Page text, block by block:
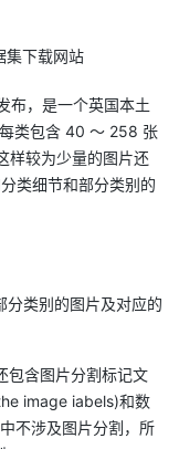
下载网站
布，是一个英国本土
类包含 40 ～ 258 张
样较为少量的图片还
类细节和部分类别的
类别的图片及对应的
包含图片分割标记文
image iabels)和数
不涉及图片分割，所